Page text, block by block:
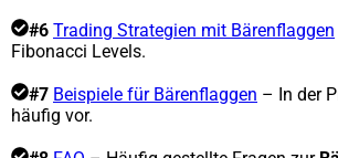
#6 Trading Strategien mit Bärenflaggen
Fibonacci Levels.
#7 Beispiele für Bärenflaggen – In der
häufig vor.